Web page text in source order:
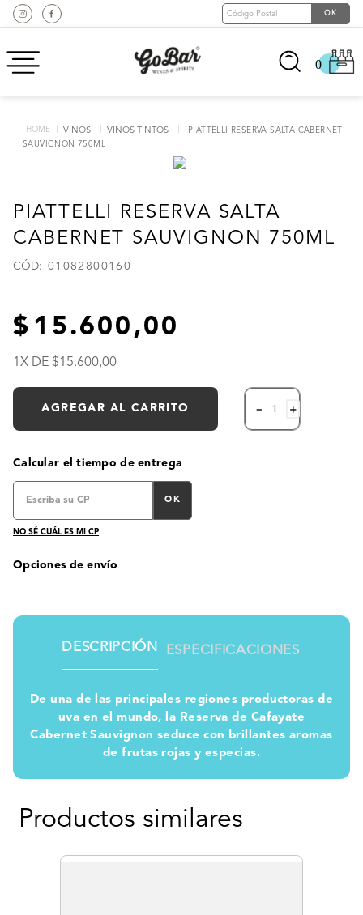
0
VINOS VINOS TINTOS
PIATTELLI RESERVA SALTA CABERNET
SAUVIGNON 750ML
PIATTELLI RESERVA SALTA
CABERNET SAUVIGNON 750ML
: 01082800160
15.600,00
1 X DE 15.600,00
AGREGAR AL CARRITO ＋
－
Calcular el tiempo de entrega
OK
NO SÉ CUÁL ES MI CP
Opciones de envío
DESCRIPCIÓN ESPECIFICACIONES
De una de las principales regiones productoras de
uva en el mundo, la Reserva de Cafayate
Cabernet Sauvignon seduce con brillantes aromas
de frutas rojas y especias.
Productos similares